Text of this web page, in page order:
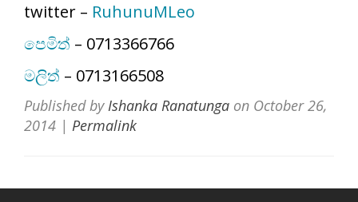
twitter – RuhunuMLeo
පෙමිත් – 0713366766
මලිත් – 0713166508
Published byIshanka Ranatunga on October 26,
2014 | Permalink